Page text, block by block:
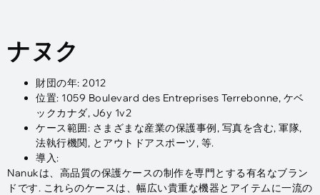
ナヌク
財団の年: 2012
位置: 1059 Boulevard des Entreprises Terrebonne, ケベ
ックカナダ, J6y 1v2
ケース範囲: さまざまな産業の保護事例, 写真を含む, 軍隊,
法執行機関, とアウトドアスポーツ, 等.
導入:
Nanukは、高品質の保護ケースの制作を専門とする有名なブラン
ドです. これらのケースは、幅広い貴重な機器とアイテムに一流の